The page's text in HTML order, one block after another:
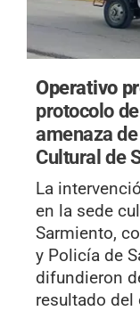
Operativo
protocolo
amenaza
Cultural de
La
en la sede
Sarmiento,
y Policía de
difundieron
resultado del